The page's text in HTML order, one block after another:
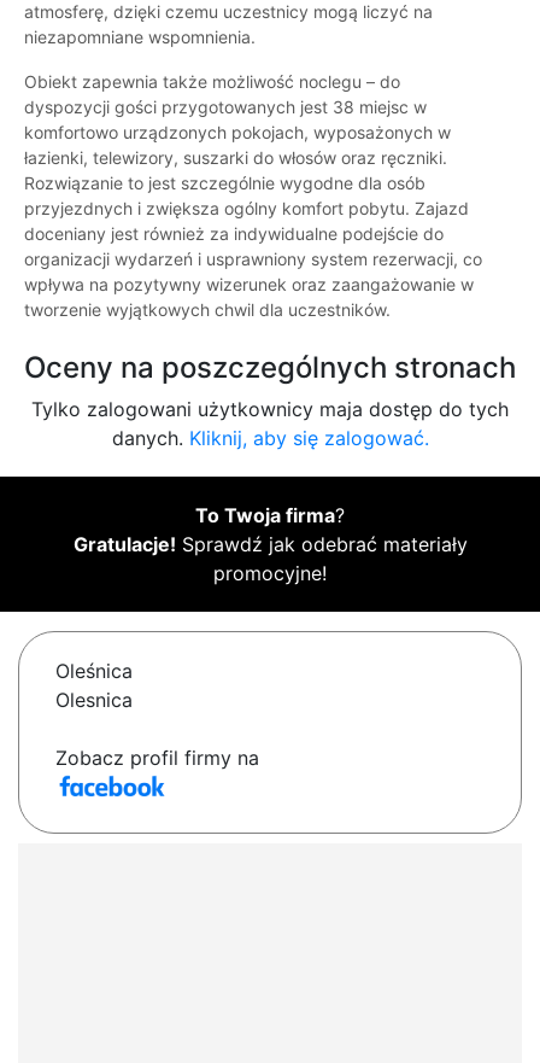
atmosferę, dzięki czemu uczestnicy mogą liczyć na
niezapomniane wspomnienia.
Obiekt zapewnia także możliwość noclegu – do
dyspozycji gości przygotowanych jest 38 miejsc w
komfortowo urządzonych pokojach, wyposażonych w
łazienki, telewizory, suszarki do włosów oraz ręczniki.
Rozwiązanie to jest szczególnie wygodne dla osób
przyjezdnych i zwiększa ogólny komfort pobytu. Zajazd
doceniany jest również za indywidualne podejście do
organizacji wydarzeń i usprawniony system rezerwacji, co
wpływa na pozytywny wizerunek oraz zaangażowanie w
tworzenie wyjątkowych chwil dla uczestników.
Oceny na poszczególnych stronach
Tylko zalogowani użytkownicy maja dostęp do tych
danych. Kliknij, aby się zalogować.
To Twoja firma?
Gratulacje! Sprawdź jak odebrać materiały
promocyjne!
Oleśnica
Olesnica
Zobacz profil firmy na